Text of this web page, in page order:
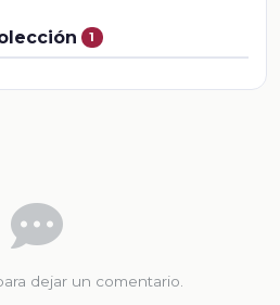
1
dejar un comentario.